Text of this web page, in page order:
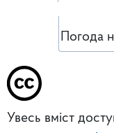
Погода
Увесь вміст